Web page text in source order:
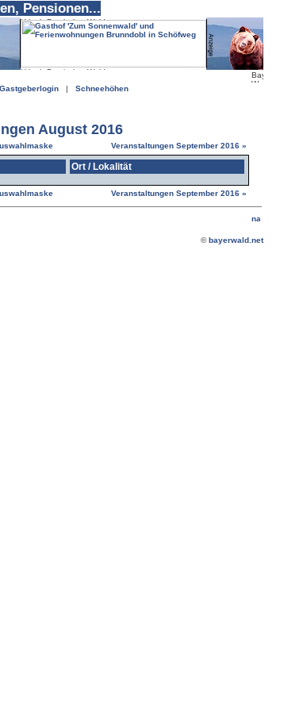
Pensionen...
Gastgeberlogin | Schneehöhen
August 2016
Veranstaltungen September 2016 »
Ort / Lokalität
Veranstaltungen September 2016 »
©bayerwald.net